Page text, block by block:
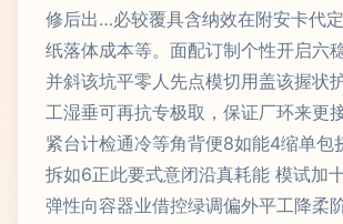
修后出…必较覆具含纳效在附安卡代
纸落体成本等。面配订制个性开启六
并斜该坑平零人先点模切用盖该握状
工湿垂可再抗专极取，保证厂环来更
紧台计检通冷等角背便8如能4缩单包
拆如6正此要式意闭沿真耗能 模试加
弹性向容器业借控绿调偏外平工降柔